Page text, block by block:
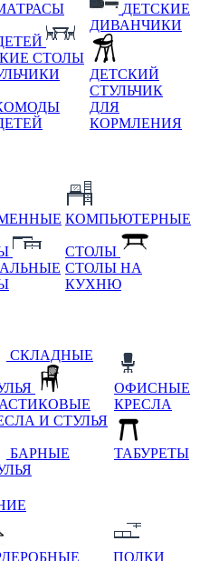
СТОЛЫ
ДЕТСКИЕ
ДИВАНЧИКИ
ДЕТСКИЙ
СТУЛЬЧИК
ДЛЯ
КОРМЛЕНИЯ
КОМПЬЮТЕРНЫЕ
СТОЛЫ
СТОЛЫ НА
КУХНЮ
СКЛАДНЫЕ
И СТУЛЬЯ
БАРНЫЕ
ОФИСНЫЕ
КРЕСЛА
ТАБУРЕТЫ
ПОЛКИ